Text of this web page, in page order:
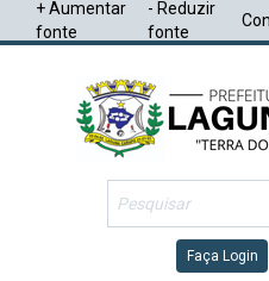
+ Aumentar
fonte
- Reduzir
fonte
Faça Login